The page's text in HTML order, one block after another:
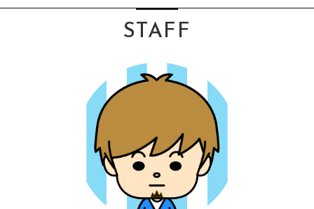
STAFF